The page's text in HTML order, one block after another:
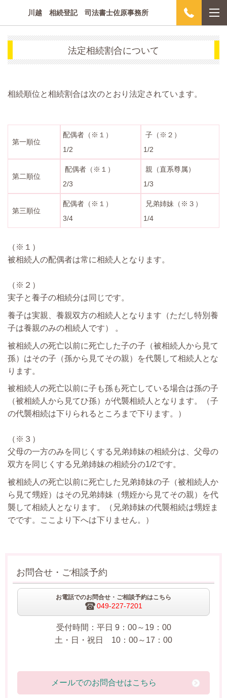
川越 相続登記 司法書士佐原事務所
法定相続割合について
相続順位と相続割合は次のとおり法定されています。
第一順位
配偶者（※１）
1/2
子（※２）
1/2
第二順位
配偶者（※１）
2/3
親（直系尊属）
1/3
第三順位
配偶者（※１）
3/4
兄弟姉妹（※３）
1/4
（※１）
被相続人の配偶者は常に相続人となります。
（※２）
実子と養子の相続分は同じです。
養子は実親、養親双方の相続人となります（ただし特別養
子は養親のみの相続人です） 。
被相続人の死亡以前に死亡した子の子（被相続人から見て
孫）はその子（孫から見てその親）を代襲して相続人とな
ります。
被相続人の死亡以前に子も孫も死亡している場合は孫の子
（被相続人から見てひ孫）が代襲相続人となります。（子
の代襲相続は下りられるところまで下ります。）
（※３）
父母の一方のみを同じくする兄弟姉妹の相続分は、父母の
双方を同じくする兄弟姉妹の相続分の1/2です。
被相続人の死亡以前に死亡した兄弟姉妹の子（被相続人か
ら見て甥姪）はその兄弟姉妹（甥姪から見てその親）を代
襲して相続人となります。（兄弟姉妹の代襲相続は甥姪ま
でです。ここより下へは下りません。）
お問合せ・ご相談予約
お電話でのお問合せ・ご相談予約はこちら
049-227-7201
受付時間：平日 9：00～19：00
土・日・祝日 10：00～17：00
メールでのお問合せはこちら